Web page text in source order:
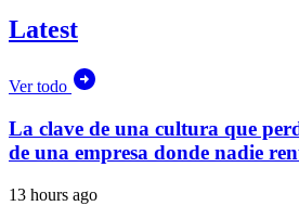
Latest
Ver todo
La clave de una cultura que
de una empresa donde nadie
13 hours ago